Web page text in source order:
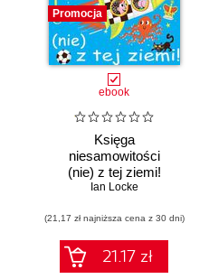
Promocja
ebook
Księga
niesamowitości
(nie) z tej ziemi!
Księga faktów
niezwykłych
Ian Locke
(21,17 zł najniższa cena z 30 dni)
21.17 zł